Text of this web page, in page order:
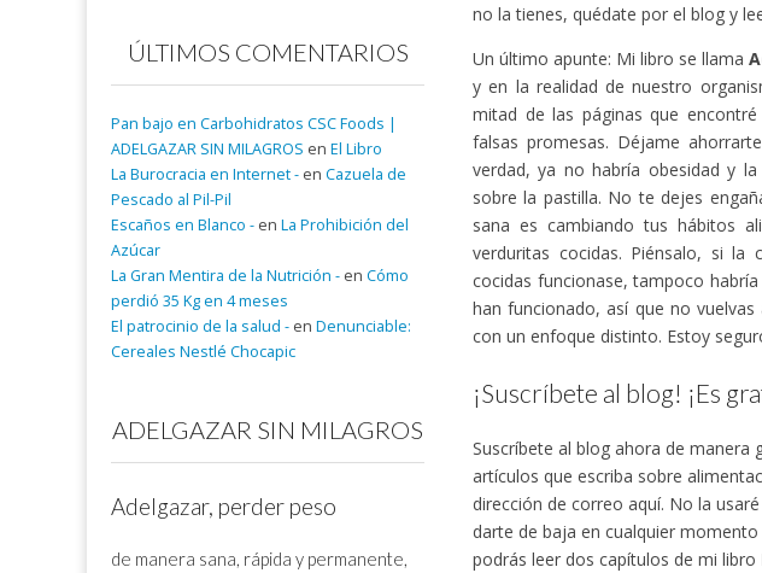
no la tienes, quédate por el blog y
Un último apunte: Mi libro se llama
y en la realidad de nuestro
mitad de las páginas que
falsas promesas. Déjame
verdad, ya no habría obesidad y
sobre la pastilla. No te dejes
sana es cambiando tus hábitos
verduritas cocidas. Piénsalo, si la
cocidas funcionase, tampoco
han funcionado, así que no
con un enfoque distinto. Estoy
¡Suscríbete al blog! ¡Es
Suscríbete al blog ahora de
artículos que escriba sobre
dirección de correo aquí. No la
darte de baja en cualquier
podrás leer dos capítulos de mi libro
ÚLTIMOS COMENTARIOS
Pan bajo en Carbohidratos CSC Foods |
ADELGAZAR SIN MILAGROS en El Libro
La Burocracia en Internet - en Cazuela de
Pescado al Pil-Pil
Escaños en Blanco - en La Prohibición del
Azúcar
La Gran Mentira de la Nutrición - en Cómo
perdió 35 Kg en 4 meses
El patrocinio de la salud - en Denunciable:
Cereales Nestlé Chocapic
ADELGAZAR SIN MILAGROS
Adelgazar, perder peso
de manera sana, rápida y permanente,